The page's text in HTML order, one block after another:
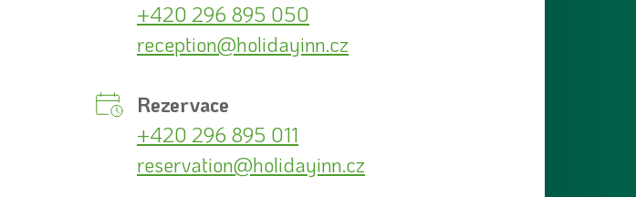
+420 296 895 050
reception@holidayinn.cz
Rezervace
+420 296 895 011
reservation@holidayinn.cz